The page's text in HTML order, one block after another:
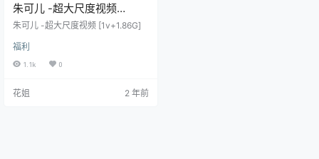
朱可儿 -超大尺度视频
[1v+1.86G]
朱可儿 -超大尺度视频 [1v+1.86G]
福利
1.1k 0
花姐 2 年前